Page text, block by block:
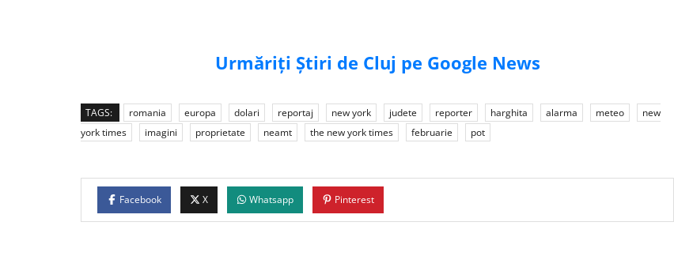
Urmăriți Știri de Cluj pe Google News
TAGS: romania europa dolari reportaj new york judete reporter harghita alarma meteo
new
york times
imagini proprietate neamt the new york times februarie pot
Facebook X Whatsapp Pinterest